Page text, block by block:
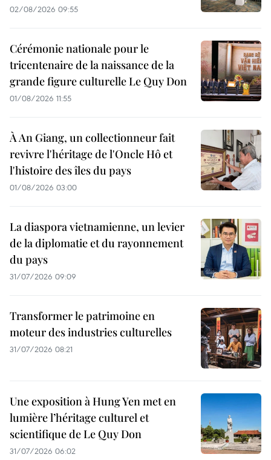
02/08/2026 09:55
Cérémonie nationale pour le
tricentenaire de la naissance de la
grande figure culturelle Le Quy Don
01/08/2026 11:55
À An Giang, un collectionneur fait
revivre l'héritage de l'Oncle Hô et
l'histoire des îles du pays
01/08/2026 03:00
La diaspora vietnamienne, un levier
de la diplomatie et du rayonnement
du pays
31/07/2026 09:09
Transformer le patrimoine en
moteur des industries culturelles
31/07/2026 08:21
Une exposition à Hung Yen met en
lumière l’héritage culturel et
scientifique de Le Quy Don
31/07/2026 06:02